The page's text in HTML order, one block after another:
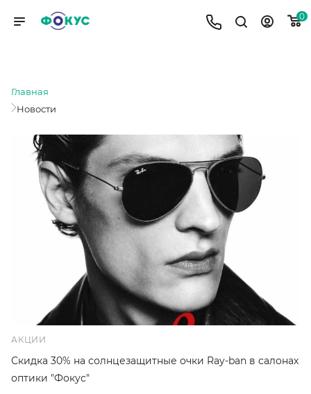
0
Главная
Новости
АКЦИИ
Скидка 30% на солнцезащитные очки Ray-ban в салонах
оптики "Фокус"